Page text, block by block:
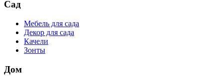
Сад
Мебель для сада
Декор для сада
Качели
Зонты
Дом